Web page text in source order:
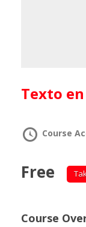
Texto
Course
Free
Course